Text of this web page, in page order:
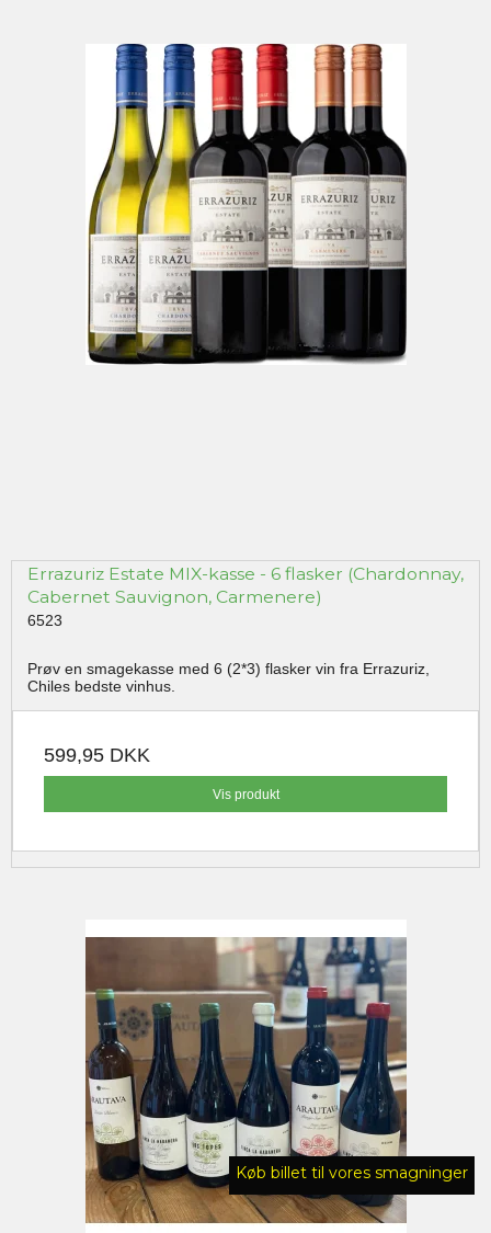
Errazuriz Estate MIX-kasse - 6 flasker (Chardonnay,
Cabernet Sauvignon, Carmenere)
6523
Prøv en smagekasse med 6 (2*3) flasker vin fra Errazuriz,
Chiles bedste vinhus.
599,95 DKK
Vis produkt
Køb billet til vores smagninger